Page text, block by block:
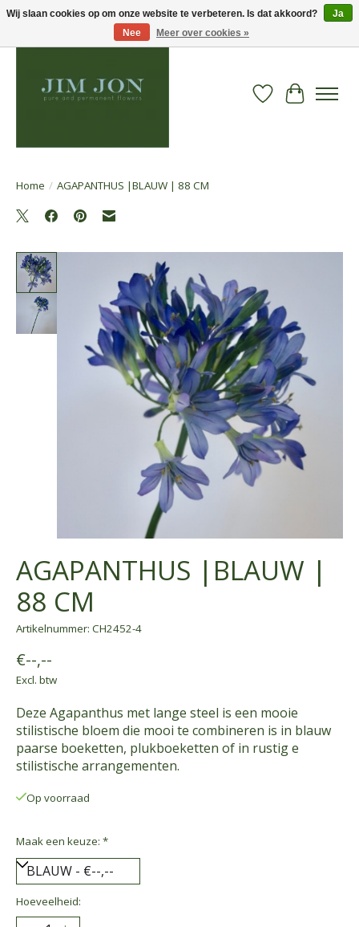
Verlanglijst
Home / AGAPANTHUS |BLAUW | 88 CM
Product image slideshow Items
AGAPANTHUS |BLAUW |
88 CM
Artikelnummer: CH2452-4
€--,--
Excl. btw
Deze Agapanthus met lange steel is een mooie
stilistische bloem die mooi te combineren is in blauw
paarse boeketten, plukboeketten of in rustig e
stilistische arrangementen.
Op voorraad
Maak een keuze: *
Hoeveelheid:
Wij slaan cookies op om onze website te verbeteren. Is dat akkoord?
Ja
Nee
Meer over cookies »